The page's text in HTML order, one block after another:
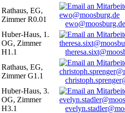
Rathaus, EG,
Zimmer R0.01
ewo@moosburg.de
Huber-Haus, 1.
OG, Zimmer
H1.1
Rathaus, EG,
Zimmer G1.1
Huber-Haus, 3.
OG, Zimmer
H3.1